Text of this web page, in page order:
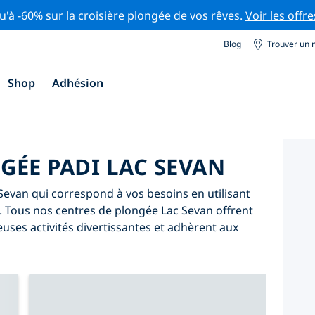
-60% sur la croisière plongée de vos rêves. Voir les
Blog Trouver un
Shop Adhésion
PADI LAC SEVAN
qui correspond à vos besoins en utilisant
nos centres de plongée Lac Sevan offrent
activités divertissantes et adhèrent aux